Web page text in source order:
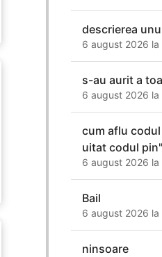
descrierea
6 august 2026 la
s-au aurit a
6 august 2026 la
cum aflu
uitat codul
6 august 2026 la
Bail
6 august 2026 la
ninsoare